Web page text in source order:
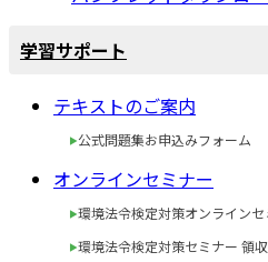
学習サポート
テキストのご案内
公式問題集お申込みフォーム
オンラインセミナー
環境法令検定対策オンライン
環境法令検定対策セミナー 領